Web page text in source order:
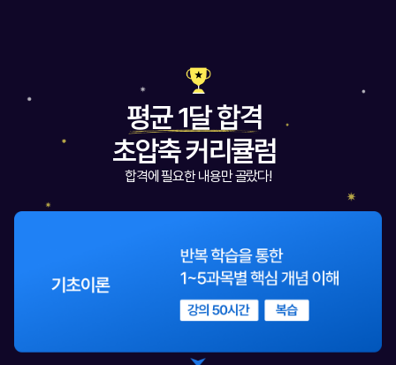
평균 1달 합격
초압축 커리큘럼
합격에 필요한 내용만 골랐다!